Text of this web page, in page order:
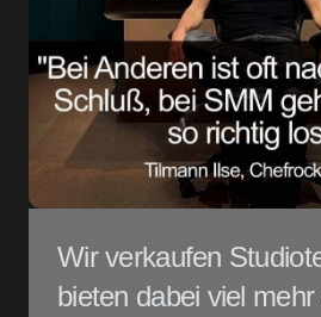
Wir verkaufen
bieten dabei viel mehr